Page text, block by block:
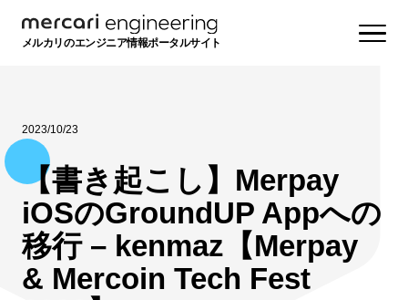
メルカリのエンジニア情報ポータルサイト
2023/10/23
【書き起こし】Merpay
iOSのGroundUP Appへの
移行 – kenmaz【Merpay
& Mercoin Tech Fest